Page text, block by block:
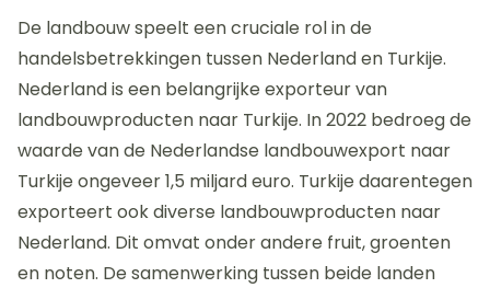
De landbouw speelt een cruciale rol in de
handelsbetrekkingen tussen Nederland en Turkije.
Nederland is een belangrijke exporteur van
landbouwproducten naar Turkije. In 2022 bedroeg de
waarde van de Nederlandse landbouwexport naar
Turkije ongeveer 1,5 miljard euro. Turkije daarentegen
exporteert ook diverse landbouwproducten naar
Nederland. Dit omvat onder andere fruit, groenten
en noten. De samenwerking tussen beide landen